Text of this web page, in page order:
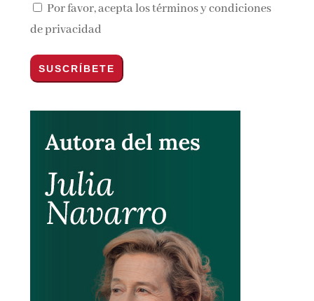
Por favor, acepta lostérminos y condiciones
de privacidad